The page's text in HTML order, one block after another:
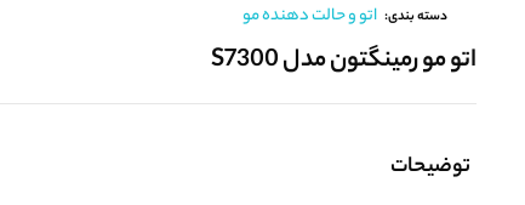
دسته بندی: اتو و حالت دهنده مو
اتو مو رمینگتون مدل S7300
توضیحات